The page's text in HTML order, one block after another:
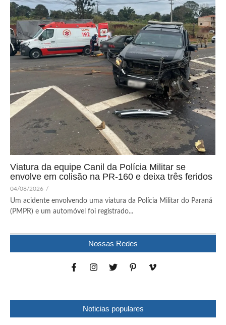
Viatura da equipe Canil da Polícia Militar se
envolve em colisão na PR-160 e deixa três feridos
04/08/2026 /
Um acidente envolvendo uma viatura da Polícia Militar do Paraná
(PMPR) e um automóvel foi registrado...
Nossas Redes
Noticias populares